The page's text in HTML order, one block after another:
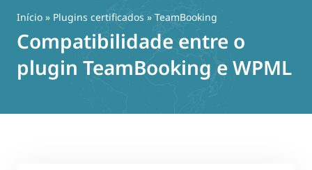
Início » Plugins certificados » TeamBooking
Compatibilidade entre o
plugin TeamBooking e WPML